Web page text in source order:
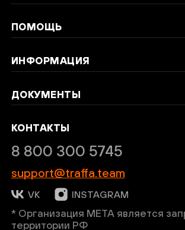
ПОМОЩЬ
ИНФОРМАЦИЯ
ДОКУМЕНТЫ
КОНТАКТЫ
8 800 300 5745
support@traffa.team
VK INSTAGRAM
* Организация META является
территории РФ